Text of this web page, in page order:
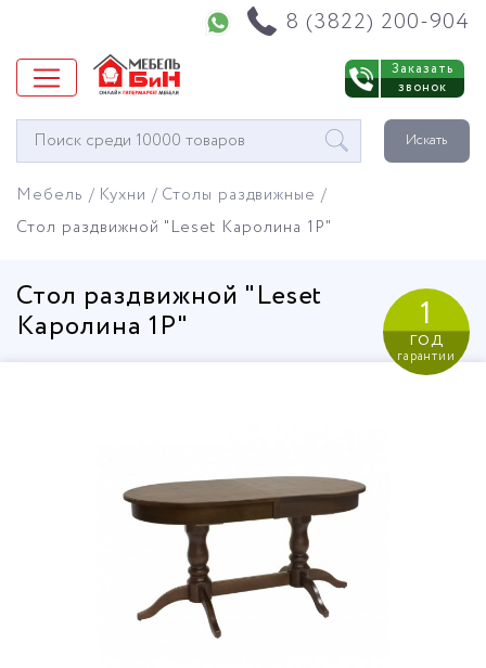
8 (3822) 200-904
Заказать
звонок
Окно
поиска
Искать
Мебель Кухни
Столы раздвижные
Стол раздвижной "Leset Каролина 1P"
Стол раздвижной "Leset
Каролина 1P"
1
год
гарантии